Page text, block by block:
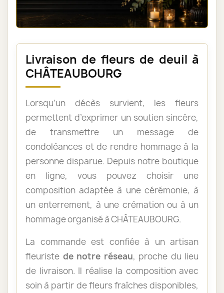
Livraison de fleurs de deuil à
CHÂTEAUBOURG
Lorsqu’un décès survient, les fleurs
permettent d’exprimer un soutien sincère,
de transmettre un message de
condoléances et de rendre hommage à la
personne disparue. Depuis notre boutique
en ligne, vous pouvez choisir une
composition adaptée à une cérémonie, à
un enterrement, à une crémation ou à un
hommage organisé à CHÂTEAUBOURG.
La commande est confiée à un artisan
fleuriste de notre réseau, proche du lieu
de livraison. Il réalise la composition avec
soin à partir de fleurs fraîches disponibles,